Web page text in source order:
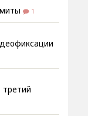
1
третий